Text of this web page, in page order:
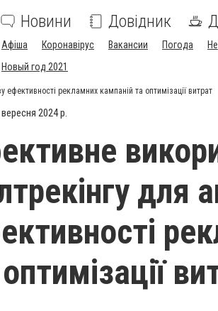
Новини Довідник
Афіша Коронавірус Вакансии Погода
Новый год 2021
ефективності рекламних кампаній та оптимізації витрат
2024 р.
для